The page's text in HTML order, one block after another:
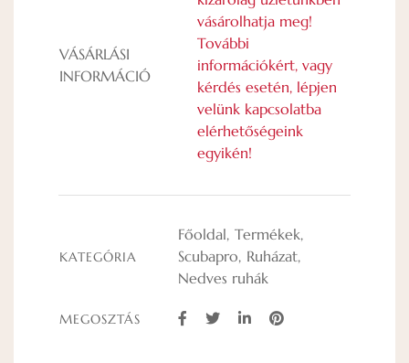
VÁSÁRLÁSI
INFORMÁCIÓ
vásárolhatja meg!
További
információkért, vagy
kérdés esetén, lépjen
velünk kapcsolatba
elérhetőségeink
egyikén!
KATEGÓRIA
Főoldal Termékek
Scubapro Ruházat
Nedves ruhák
MEGOSZTÁS